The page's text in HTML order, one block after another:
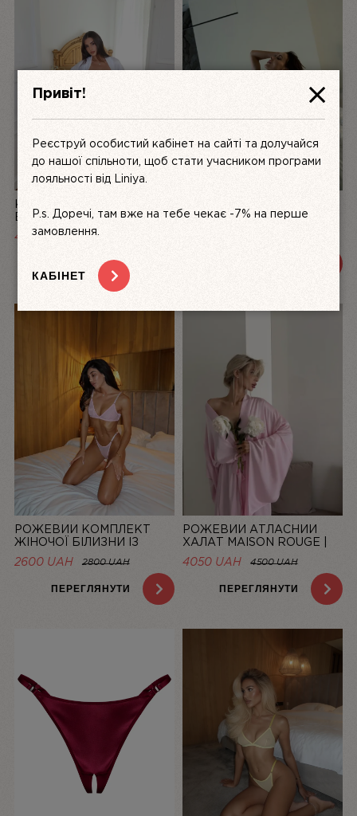
КОМПЛЕКТ ЖІНОЧОЇ
БІЛИЗНИ З АТЛАСУ ТА
МЕРЕЖИВА LA PERLE,
4999 UAH
ПЕРЕГЛЯНУТИ
ЖІНОЧОЇ БІЛИЗНИ З
РОЖЕВИЙ КОМПЛЕКТ
ЖІНОЧОЇ БІЛИЗНИ ІЗ
СІТОЧКИ BASIC PINK |
LINIYA
2600 UAH 2800 UAH
ПЕРЕГЛЯНУТИ
РОЖЕВИЙ АТЛАСНИЙ
ХАЛАТ MAISON ROUGE |
LINIYA
4050 UAH 4500 UAH
ПЕРЕГЛЯНУТИ
Привіт!
Реєструй особистий кабінет на сайті та долучайся
до нашої спільноти, щоб стати учасником програми
лояльності від Liniya.
P.s. Доречі, там вже на тебе чекає -7% на перше
замовлення.
КАБІНЕТ